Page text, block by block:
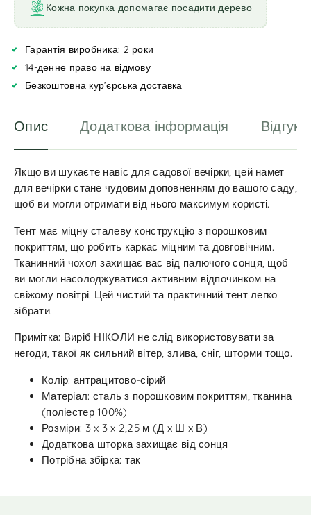
r
n
t
i
Кожна покупка допомагає посадити дерево
Гарантія виробника: 2 роки
14-денне право на відмову
Безкоштовна кур’єрська доставка
Опис Додаткова інформація
Якщо ви шукаєте навіс для садової вечірки, цей намет
для вечірки стане чудовим доповненням до вашого саду,
щоб ви могли отримати від нього максимум користі.
Тент має міцну сталеву конструкцію з порошковим
покриттям, що робить каркас міцним та довговічним.
Тканинний чохол захищає вас від палючого сонця, щоб
ви могли насолоджуватися активним відпочинком на
свіжому повітрі. Цей чистий та практичний тент легко
зібрати.
Примітка: Виріб НІКОЛИ не слід використовувати за
негоди, такої як сильний вітер, злива, сніг, шторми тощо.
Колір: антрацитово-сірий
Матеріал: сталь з порошковим покриттям, тканина
(поліестер 100%)
Розміри: 3 x 3 x 2,25 м (Д x Ш x В)
Додаткова шторка захищає від сонця
Потрібна збірка: так